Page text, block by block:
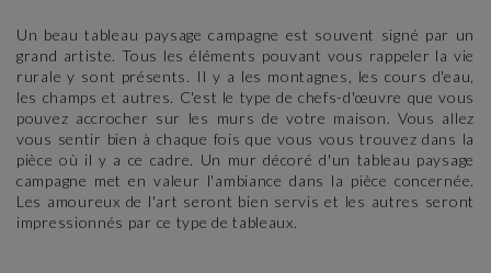
Un beau tableau paysage campagne est souvent signé par un
grand artiste. Tous les éléments pouvant vous rappeler la vie
rurale y sont présents. Il y a les montagnes, les cours d'eau,
les champs et autres. C'est le type de chefs-d'œuvre que vous
pouvez accrocher sur les murs de votre maison. Vous allez
vous sentir bien à chaque fois que vous vous trouvez dans la
pièce où il y a ce cadre. Un mur décoré d'un tableau paysage
campagne met en valeur l'ambiance dans la pièce concernée.
Les amoureux de l'art seront bien servis et les autres seront
impressionnés par ce type de tableaux.